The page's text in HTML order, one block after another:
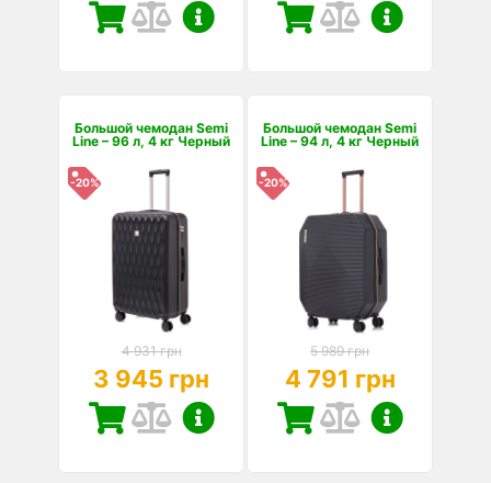
Большой чемодан Semi
Line – 96 л, 4 кг Черный
-20%
4 931 грн
3 945 грн
Большой чемодан Semi
Line – 94 л, 4 кг Черный
-20%
5 989 грн
4 791 грн